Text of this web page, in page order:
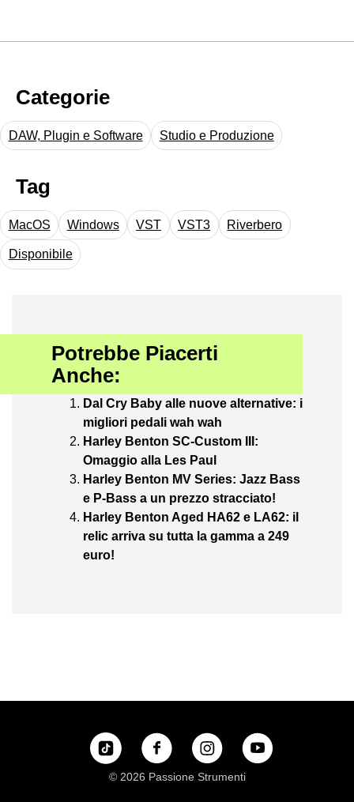
Categorie
DAW, Plugin e Software Studio e Produzione
Tag
MacOS Windows VST VST3 Riverbero
Disponibile
Potrebbe Piacerti
Anche:
Dal Cry Baby alle nuove alternative: i
migliori pedali wah wah
Harley Benton SC-Custom III:
Omaggio alla Les Paul
Harley Benton MV Series: Jazz Bass
e P-Bass a un prezzo stracciato!
Harley Benton Aged HA62 e LA62: il
relic arriva su tutta la gamma a 249
euro!
© 2026 Passione Strumenti